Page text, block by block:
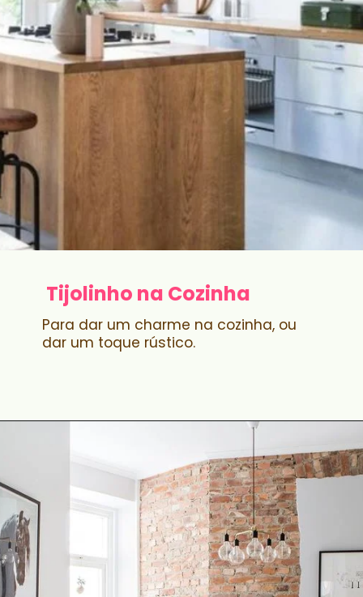
Tijolinho na Cozinha
Para dar um charme na cozinha, ou
dar um toque rústico.